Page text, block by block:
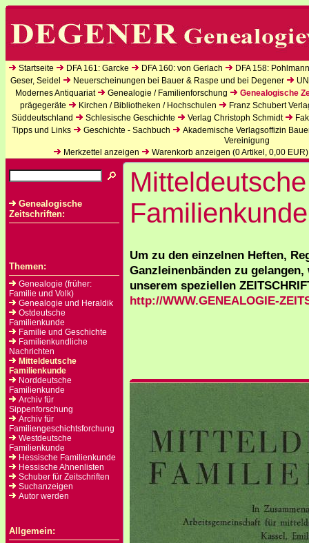
Startseite DFA 161: Garcke DFA 160: von Gerlach
DFA 158:
Geser, Seidel
Neuerscheinungen bei Bauer & Raspe und bei Degener
Modernes Antiquariat
Genealogie / Familienforschung
Genealogische
prägegeräte
Kirchen / Bibliotheken / Hochschulen
Franz Schubert
Süddeutschland
Schlesische Geschichte Verlag Christoph Schmidt
Tipps und Links
Geschichte - Sachbuch
Akademische Verlagsoffizin
Vereinigung
Merkzettel anzeigen
Warenkorb anzeigen (0Artikel, 0,00 EUR)
Genealogische
Zeitschriften:
Themen:
Genealogie (früher:
Familie und Volk)
Genealogie und Heraldik
Ostdeutsche
Familienkunde
Familie und Geschichte
Familienkundliche
Nachrichten
Mitteldeutsche
Familienkunde
Norddeutsche
Familienkunde
Archiv für
Sippenforschung
Archiv für
Familiengeschichtsforchung
Westdeutsche
Familienkunde
Hessische Familienkunde
Hessische Ahnenlisten
Schuber für Zeitschriften
Suchanzeigen
Autor werden
Allgemein:
Mitteldeutsche
Familienkunde
Um zu den einzelnen Heften,
Ganzleinenbänden zu
unserem speziellen
http://WWW.GENEALOGIE-